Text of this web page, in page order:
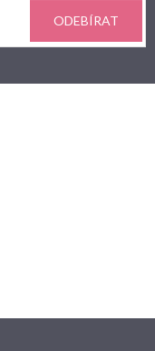
ODEBÍRAT